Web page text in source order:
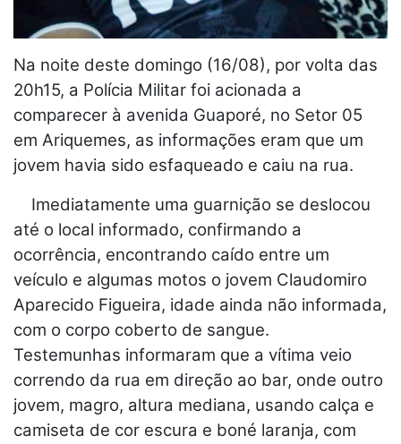
Na noite deste domingo (16/08), por volta das
20h15, a Polícia Militar foi acionada a
comparecer à avenida Guaporé, no Setor 05
em Ariquemes, as informações eram que um
jovem havia sido esfaqueado e caiu na rua.
Imediatamente uma guarnição se deslocou
até o local informado, confirmando a
ocorrência, encontrando caído entre um
veículo e algumas motos o jovem Claudomiro
Aparecido Figueira, idade ainda não informada,
com o corpo coberto de sangue.
Testemunhas informaram que a vítima veio
correndo da rua em direção ao bar, onde outro
jovem, magro, altura mediana, usando calça e
camiseta de cor escura e boné laranja, com